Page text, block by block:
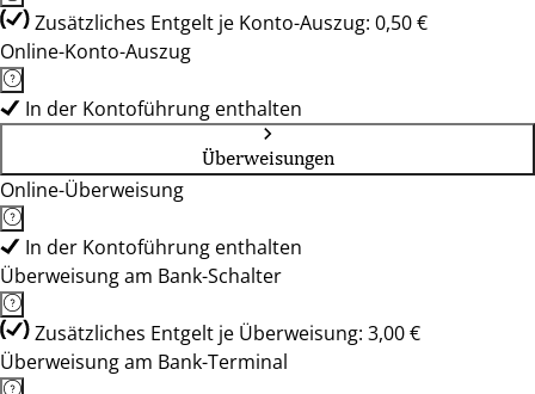
Zusätzliches Entgelt je Konto-Auszug: 0,50 €
Online-Konto-Auszug
In der Kontoführung enthalten
Überweisungen
Online-Überweisung
In der Kontoführung enthalten
Überweisung am Bank-Schalter
Zusätzliches Entgelt je Überweisung: 3,00 €
Überweisung am Bank-Terminal